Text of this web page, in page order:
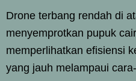
Drone terbang rendah di
menyemprotkan pupuk
memperlihatkan efisiensi
yang jauh melampaui